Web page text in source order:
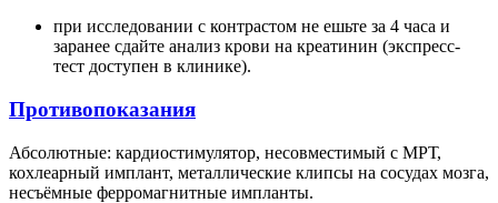
при исследовании с контрастом не ешьте за 4 часа и
заранее сдайте анализ крови на креатинин (экспресс-
тест доступен в клинике).
Противопоказания
Абсолютные: кардиостимулятор, несовместимый с МРТ,
кохлеарный имплант, металлические клипсы на сосудах мозга,
несъёмные ферромагнитные импланты.